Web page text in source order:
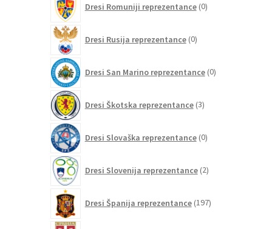
Dresi Romuniji reprezentance 0izdelkov
Dresi Rusija reprezentance 0izdelkov
Dresi San Marino reprezentance 0izdelkov
Dresi Škotska reprezentance 3izdelki
Dresi Slovaška reprezentance 0izdelkov
Dresi Slovenija reprezentance 2izdelka
Dresi Španija reprezentance 197izdelkov